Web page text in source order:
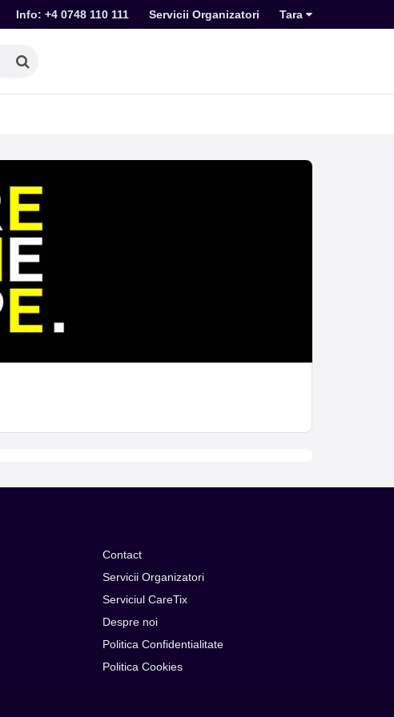
Info: +4 0748 110 111 Servicii Organizatori Tara
Contact
Servicii Organizatori
Serviciul CareTix
Despre noi
Politica Confidentialitate
Politica Cookies